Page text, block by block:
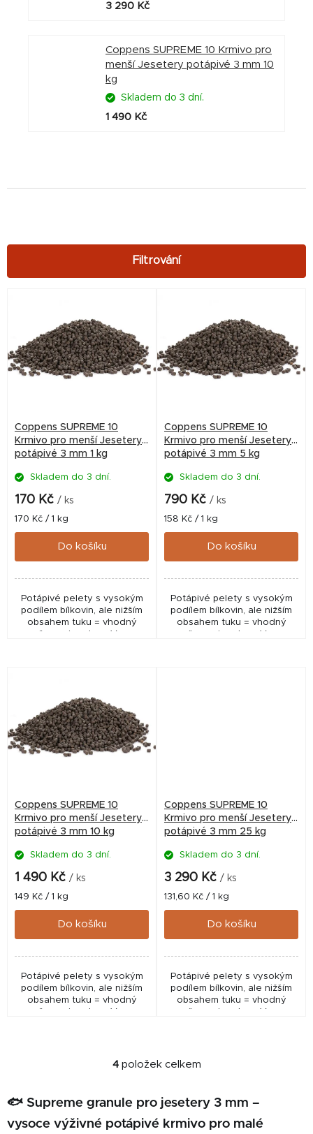
3 290 Kč
Coppens SUPREME 10 Krmivo pro
menší Jesetery potápivé 3 mm 10
kg
Skladem do 3 dní.
1 490 Kč
i
o
d
Coppens SUPREME 10
Krmivo pro menší Jesetery
potápivé 3 mm 1 kg
Skladem do 3 dní.
170 Kč / ks
Měrná
cena:
170 Kč / 1 kg
Do košíku
Potápivé pelety s vysokým
podílem bílkovin, ale nižším
obsahem tuku = vhodný
poměr pro jesetery. Vysoce
Coppens SUPREME 10
Krmivo pro menší Jesetery
potápivé 3 mm 5 kg
Skladem do 3 dní.
790 Kč / ks
Měrná
cena:
158 Kč / 1 kg
Do košíku
Potápivé pelety s vysokým
podílem bílkovin, ale nižším
obsahem tuku = vhodný
poměr pro jesetery. Vysoce
Coppens SUPREME 10
Krmivo pro menší Jesetery
potápivé 3 mm 10 kg
Skladem do 3 dní.
1 490 Kč / ks
Měrná
cena:
149 Kč / 1 kg
Do košíku
Potápivé pelety s vysokým
podílem bílkovin, ale nižším
obsahem tuku = vhodný
Coppens SUPREME 10
Krmivo pro menší Jesetery
potápivé 3 mm 25 kg
Skladem do 3 dní.
3 290 Kč / ks
Měrná
cena:
131,60 Kč / 1 kg
Do košíku
Potápivé pelety s vysokým
podílem bílkovin, ale nižším
obsahem tuku = vhodný
O
l
á
4položek celkem
🐟 Supreme granule pro jesetery 3 mm –
vysoce výživné potápivé krmivo pro malé